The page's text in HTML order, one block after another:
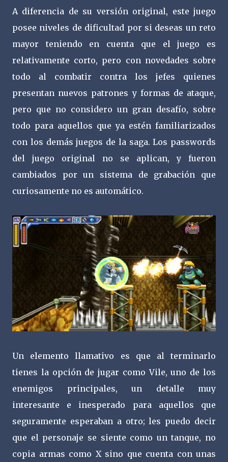
A diferencia de su versión original, este juego
posee niveles de dificultad por si deseas un reto
mayor teniendo en cuenta que el juego es
relativamente corto, pero con novedades sobre
todo al combatir contra los jefes quienes
presentan nuevos patrones y formas de ataque,
pero que no considero un gran desafío, sobre
todo para aquellos que ya estén familiarizados
con los demás juegos de la saga. Los passwords
del juego original no se aplican, y fueron
cambiados por un sistema de grabación que
curiosamente no es automático.
Un elemento llamativo es que al terminarlo
tienes la opción de jugar como Vile, uno de los
enemigos principales, un detalle muy
interesante e inesperado para aquellos que
seguramente esperaban a otro; les puedo decir
que el personaje se siente como un tanque, no
copia armas como X sino que cuenta con unas